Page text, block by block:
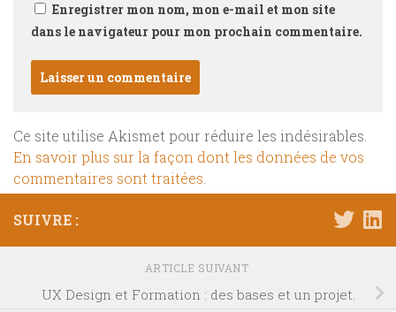
Enregistrer mon nom, mon e-mail et mon site
dans le navigateur pour mon prochain commentaire.
Ce site utilise Akismet pour réduire les indésirables.
En savoir plus sur la façon dont les données de vos
commentaires sont traitées
SUIVRE :
ARTICLE SUIVANT
UX Design et Formation : des bases et un projet.